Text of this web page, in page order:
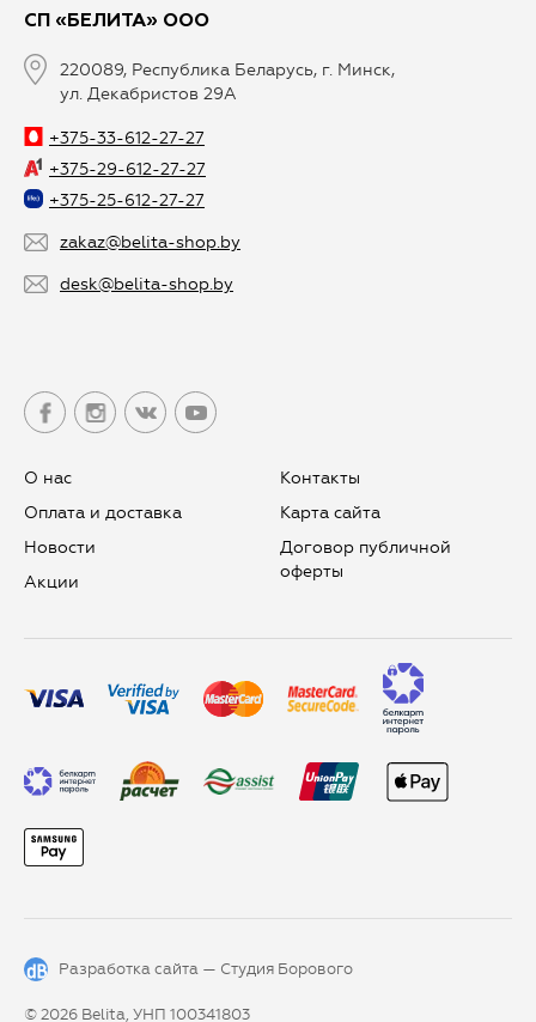
СП «БЕЛИТА» ООО
220089, Республика Беларусь, г. Минск,
ул. Декабристов 29А
+375-33-612-27-27
+375-29-612-27-27
+375-25-612-27-27
zakaz@belita-shop.by
desk@belita-shop.by
О нас
Оплата и доставка
Новости
Aкции
Контакты
Карта сайта
Договор публичной
оферты
Разработка сайта — Студия Борового
© 2026 Belita, УНП 100341803